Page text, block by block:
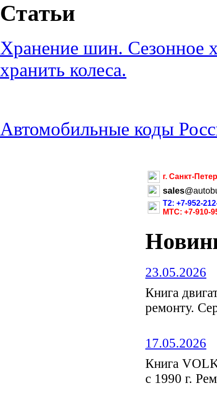
Статьи
Хранение шин. Сезонное
хранить колеса.
Автомобильные коды
г. Санкт-
sales@
Т2: +7-952-
МТС: +7-910-
23.05.2026
Книга
ремонту.
17.05.2026
Книга
с 1990 г.